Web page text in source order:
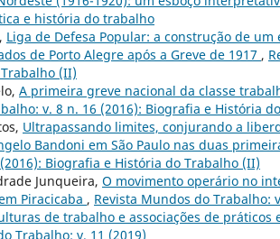
e história do trabalho
Liga de Defesa Popular: a construção de
de Porto Alegre após a Greve de 1917 ,
(II)
A primeira greve nacional da classe
v. 8 n. 16 (2016): Biografia e História
Ultrapassando limites, conjurando a
Bandoni em São Paulo nas duas
Biografia e História do Trabalho (II)
Junqueira, O movimento operário no
Piracicaba , Revista Mundos do Trabalho:
de trabalho e associações de
Trabalho: v. 11 (2019)